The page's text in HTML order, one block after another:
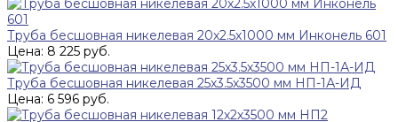
Труба бесшовная никелевая 20х2.5х1000 мм Инконель 601
Цена: 8 225 руб.
Труба бесшовная никелевая 25х3.5х3500 мм НП-1А-ИД
Цена: 6 596 руб.